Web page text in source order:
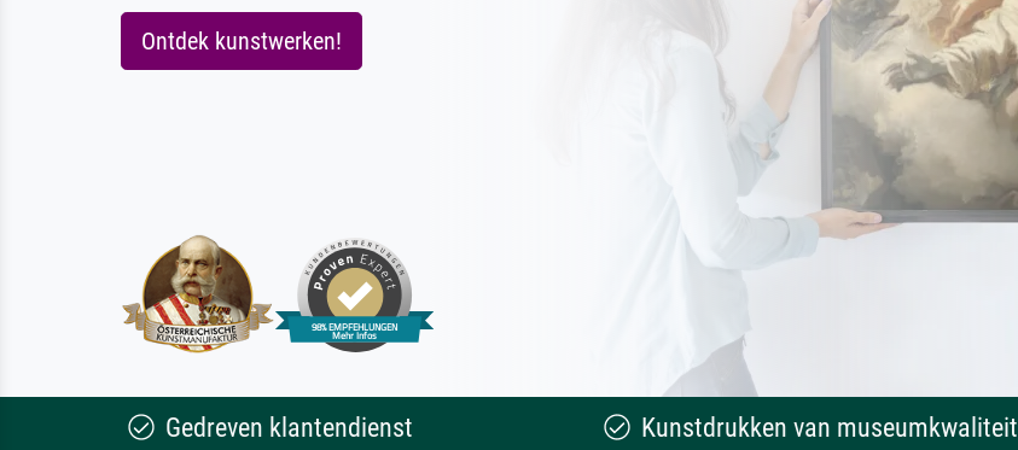
Ontdek kunstwerken!
Gedreven klantendienst Kunstdrukken van museumkwaliteit